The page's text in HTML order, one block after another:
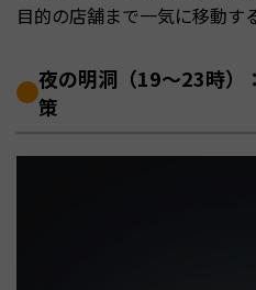
目的の店舗まで一気に移動す
夜の明洞（19〜23時）
策